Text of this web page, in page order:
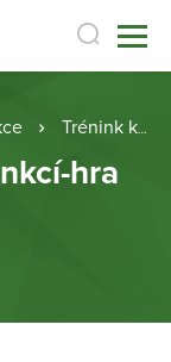
Trénink kognitivních funkcí-hra Kufr
hra